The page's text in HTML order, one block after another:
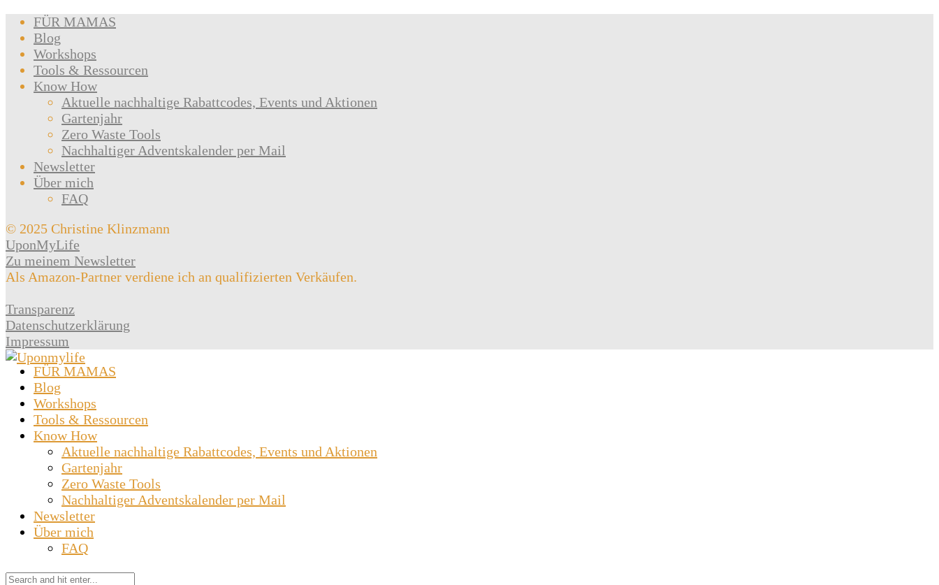
FÜR MAMAS
Blog
Workshops
Tools & Ressourcen
Know How
Aktuelle nachhaltige Rabattcodes, Events und Aktionen
Gartenjahr
Zero Waste Tools
Nachhaltiger Adventskalender per Mail
Newsletter
Über mich
FAQ
© 2025 Christine Klinzmann
UponMyLife
Zu meinem Newsletter
Als Amazon-Partner verdiene ich an qualifizierten Verkäufen.
Transparenz
Datenschutzerklärung
Impressum
FÜR MAMAS
Blog
Workshops
Tools & Ressourcen
Know How
Aktuelle nachhaltige Rabattcodes, Events und Aktionen
Gartenjahr
Zero Waste Tools
Nachhaltiger Adventskalender per Mail
Newsletter
Über mich
FAQ